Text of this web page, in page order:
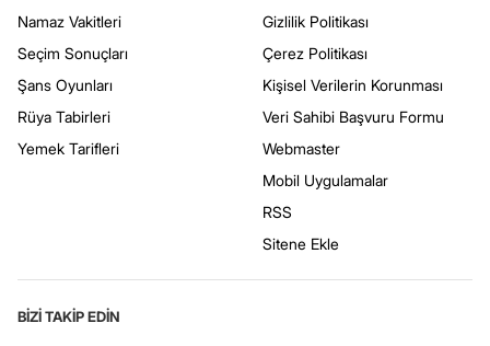
Namaz Vakitleri
Seçim Sonuçları
Şans Oyunları
Rüya Tabirleri
Yemek Tarifleri
Gizlilik Politikası
Çerez Politikası
Kişisel Verilerin Korunması
Veri Sahibi Başvuru Formu
Webmaster
Mobil Uygulamalar
RSS
Sitene Ekle
BİZİ TAKİP EDİN